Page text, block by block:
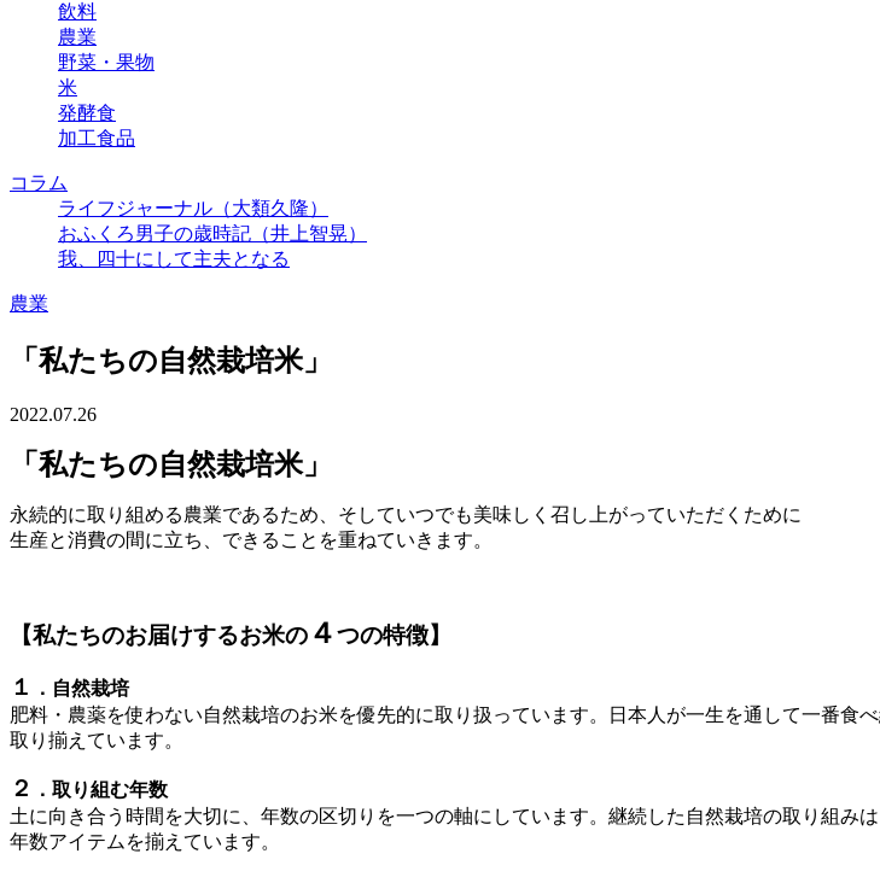
飲料
農業
野菜・果物
米
発酵食
加工食品
コラム
ライフジャーナル（大類久隆）
おふくろ男子の歳時記（井上智晃）
我、四十にして主夫となる
農業
「私たちの自然栽培米」
2022.07.26
「私たちの自然栽培米」
永続的に取り組める農業であるため、そしていつでも美味しく召し上がっていただくために
生産と消費の間に立ち、できることを重ねていきます。
【私たちのお届けするお米の ４つの特徴】
１
．自然栽培
肥料・農薬を使わない自然栽培のお米を優先的に取り扱っています。日本人が一生を通して一番
取り揃えています。
２
．取り組む年数
土に向き合う時間を大切に、 年数の区切りを一つの軸にしています。継続した自然栽培の取り組み
年数アイテムを揃えています。